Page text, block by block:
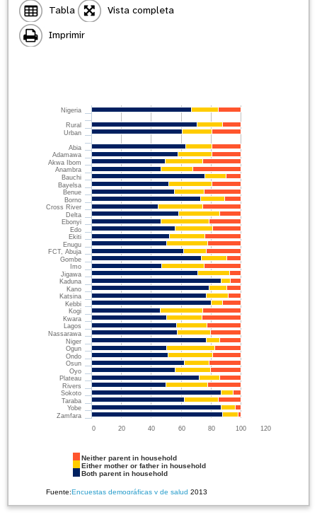
Tabla
Vista completa
Imprimir
Fuente:Encuestas demográficas y de salud 2013
Neither parent in household
Either mother or father in household
Both parent in household
Nigeria
Rural
Urban
Abia
Adamawa
Akwa Ibom
Anambra
Bauchi
Bayelsa
Benue
Borno
Cross River
Delta
Ebonyi
Edo
Ekiti
Enugu
FCT, Abuja
Gombe
Imo
Jigawa
Kaduna
Kano
Katsina
Kebbi
Kogi
Kwara
Lagos
Nassarawa
Niger
Ogun
Ondo
Osun
Oyo
Plateau
Rivers
Sokoto
Taraba
Yobe
Zamfara
0 20 40 60 80 100 120